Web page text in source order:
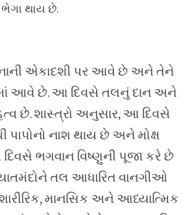
થાય છે.
એકાદશી પર આવે છે અને તેને
આવે છે. આ દિવસે તલનું દાન અને
છે. શાસ્ત્રો અનુસાર, આ દિવસે
નાશ થાય છે અને મોક્ષ
ભગવાન વિષ્ણુની પૂજા કરે છે
તલ આધારિત વાનગીઓ
માનસિક અને આધ્યાત્મિક